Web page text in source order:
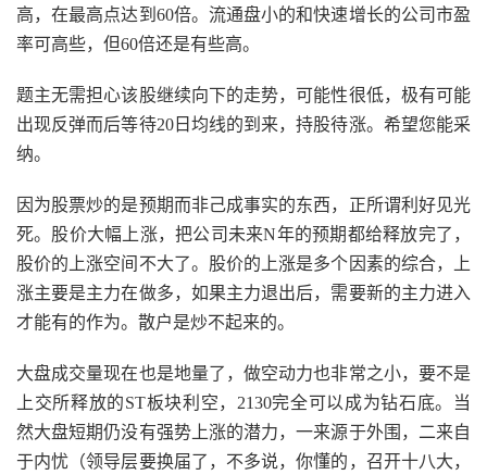
高，在最高点达到60倍。流通盘小的和快速增长的公司市盈
率可高些，但60倍还是有些高。
题主无需担心该股继续向下的走势，可能性很低，极有可能
出现反弹而后等待20日均线的到来，持股待涨。希望您能采
纳。
因为股票炒的是预期而非己成事实的东西，正所谓利好见光
死。股价大幅上涨，把公司未来N年的预期都给释放完了，
股价的上涨空间不大了。股价的上涨是多个因素的综合，上
涨主要是主力在做多，如果主力退出后，需要新的主力进入
才能有的作为。散户是炒不起来的。
大盘成交量现在也是地量了，做空动力也非常之小，要不是
上交所释放的ST板块利空，2130完全可以成为钻石底。当
然大盘短期仍没有强势上涨的潜力，一来源于外围，二来自
于内忧（领导层要换届了，不多说，你懂的，召开十八大，